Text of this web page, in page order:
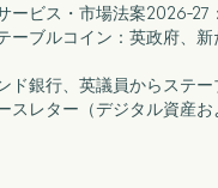
ービス・市場法案2026-
ーブルコイン：英政府、
ド銀行、英議員からステ
スレター（デジタル資産